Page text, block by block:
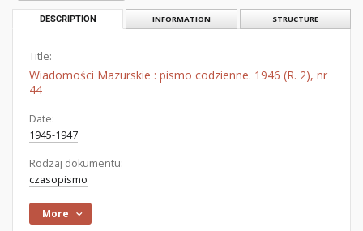
DESCRIPTION INFORMATION STRUCTURE
Title:
Wiadomości Mazurskie : pismo codzienne. 1946 (R. 2), nr
44
Date:
1945-1947
Rodzaj dokumentu:
czasopismo
More